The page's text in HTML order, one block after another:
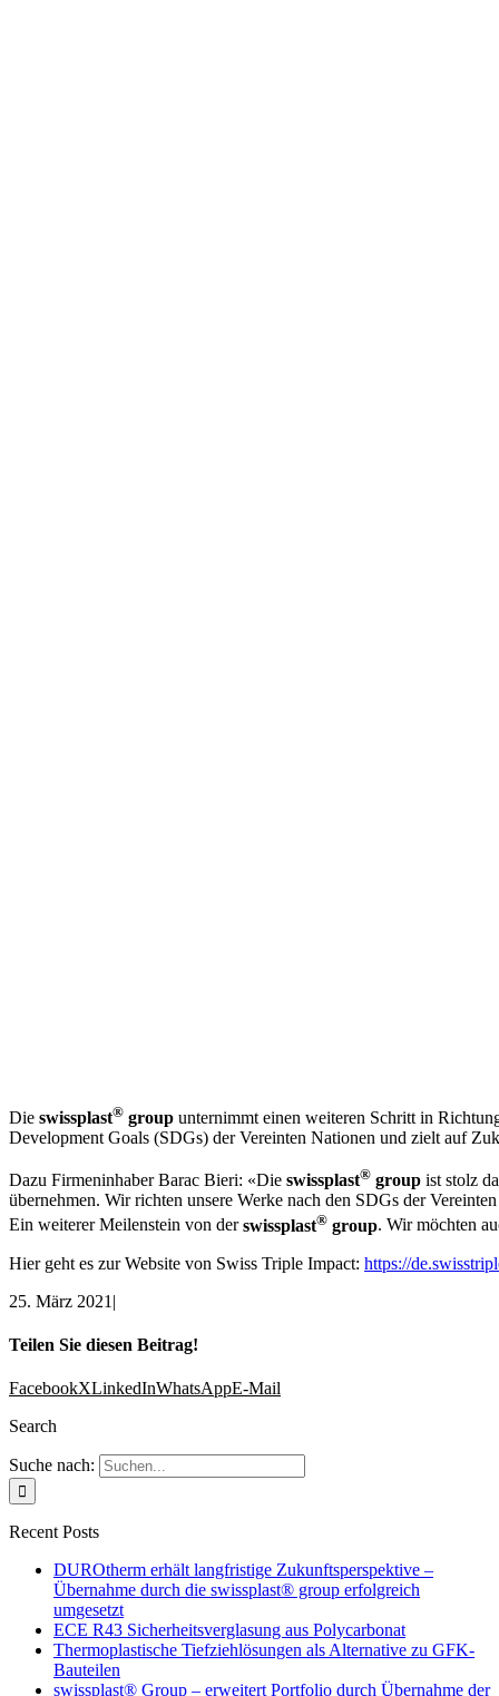
Die swissplast® group unternimmt einen weiteren Schritt in
Development Goals (SDGs) der Vereinten Nationen und zielt auf
Dazu Firmeninhaber Barac Bieri: «Die swissplast® group ist stolz
übernehmen. Wir richten unsere Werke nach den SDGs der
Ein weiterer Meilenstein von derswissplast® group. Wir möchten
Hier geht es zur Website von Swiss Triple Impact: https://
25. März 2021 |
Teilen Sie diesen Beitrag!
FacebookXLinkedInWhatsAppE-Mail
Search
Suche nach:
Recent Posts
DUROtherm erhält langfristige Zukunftsperspektive –
Übernahme durch die swissplast® group erfolgreich
umgesetzt
ECE R43 Sicherheitsverglasung aus Polycarbonat
Thermoplastische Tiefziehlösungen als Alternative zu GFK-
Bauteilen
swissplast® Group – erweitert Portfolio durch Übernahme der